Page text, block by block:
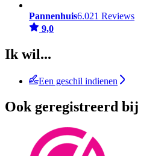
Pannenhuis6.021 Reviews
9,0
Ik wil...
Een geschil indienen
Ook geregistreerd bij